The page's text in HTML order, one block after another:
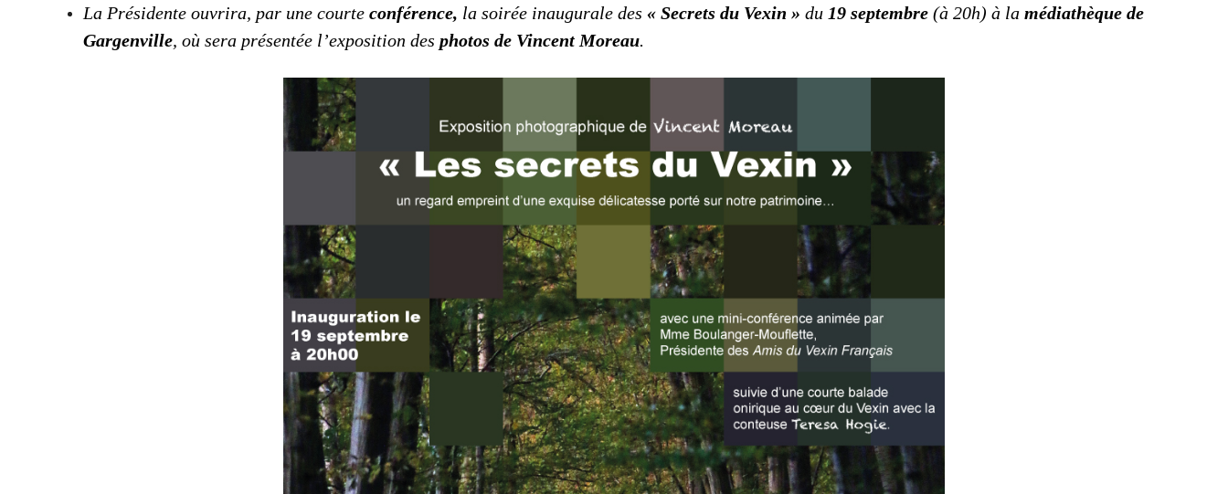
La Présidente ouvrira, par une courte conférence, la soirée inaugurale des « Secrets du Vexin » du 19 septembre (à 20h) à la médiathèque de
Gargenville, où sera présentée l’exposition des photos de Vincent Moreau.